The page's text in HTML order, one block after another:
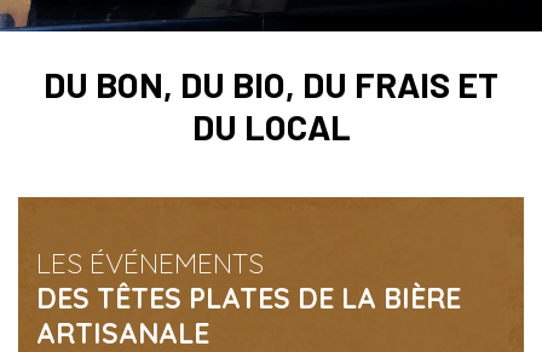
DU BON, DU BIO, DU FRAIS ET
DU LOCAL
LES ÉVÉNEMENTS
DES TÊTES PLATES DE LA BIÈRE
ARTISANALE